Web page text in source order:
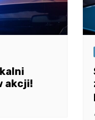
akcji!